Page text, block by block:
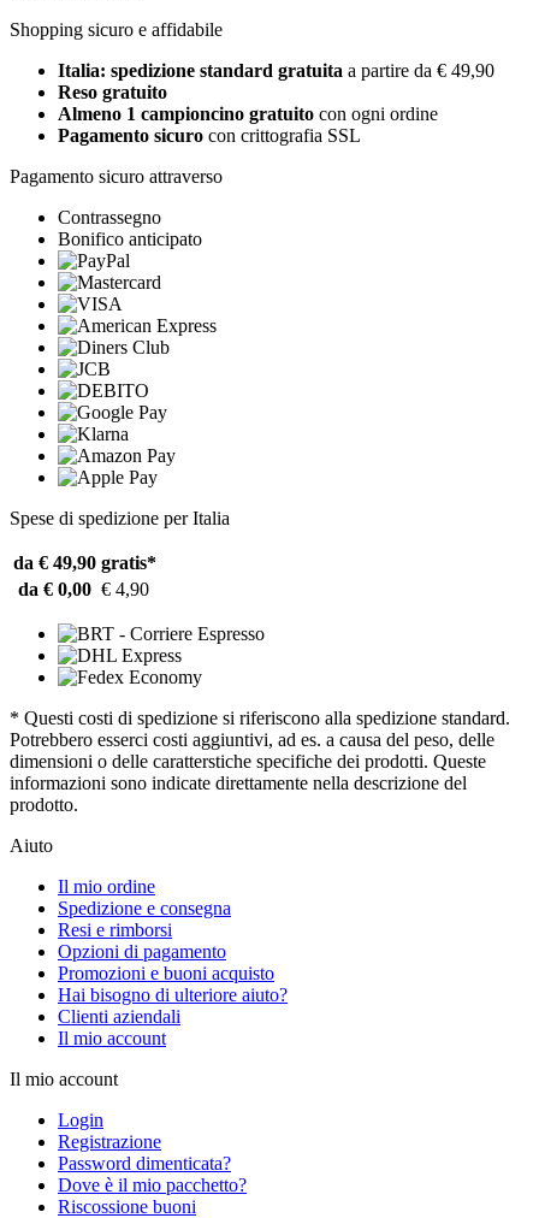
Shopping sicuro e affidabile
Italia: spedizione standard gratuita a partire da € 49,90
Reso gratuito
Almeno 1 campioncino gratuito con ogni ordine
Pagamento sicuro con crittografia SSL
Pagamento sicuro attraverso
Contrassegno
Bonifico anticipato
Spese di spedizione per Italia
da € 49,90 gratis*
da € 0,00 € 4,90
* Questi costi di spedizione si riferiscono alla spedizione standard.
Potrebbero esserci costi aggiuntivi, ad es. a causa del peso, delle
dimensioni o delle caratterstiche specifiche dei prodotti. Queste
informazioni sono indicate direttamente nella descrizione del
prodotto.
Aiuto
Il mio ordine
Spedizione e consegna
Resi e rimborsi
Opzioni di pagamento
Promozioni e buoni acquisto
Hai bisogno di ulteriore aiuto?
Clienti aziendali
Il mio account
Il mio account
Login
Registrazione
Password dimenticata?
Dove è il mio pacchetto?
Riscossione buoni